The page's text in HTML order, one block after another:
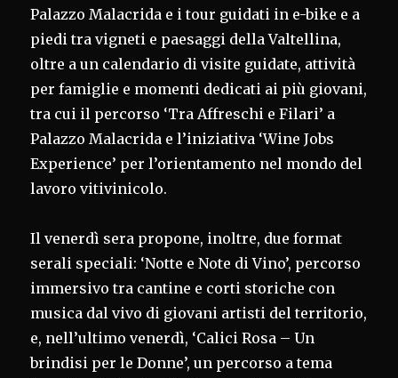
Palazzo Malacrida e i tour guidati in e-bike e a
piedi tra vigneti e paesaggi della Valtellina,
oltre a un calendario di visite guidate, attività
per famiglie e momenti dedicati ai più giovani,
tra cui il percorso ‘Tra Affreschi e Filari’ a
Palazzo Malacrida e l’iniziativa ‘Wine Jobs
Experience’ per l’orientamento nel mondo del
lavoro vitivinicolo.
Il venerdì sera propone, inoltre, due format
serali speciali: ‘Notte e Note di Vino’, percorso
immersivo tra cantine e corti storiche con
musica dal vivo di giovani artisti del territorio,
e, nell’ultimo venerdì, ‘Calici Rosa – Un
brindisi per le Donne’, un percorso a tema